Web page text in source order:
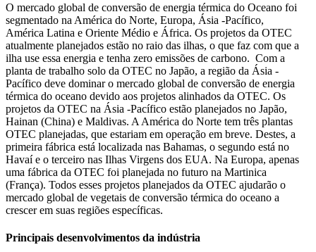
O mercado global de conversão de energia térmica do Oceano foi
segmentado na América do Norte, Europa, Ásia -Pacífico,
América Latina e Oriente Médio e África. Os projetos da OTEC
atualmente planejados estão no raio das ilhas, o que faz com que a
ilha use essa energia e tenha zero emissões de carbono. Com a
planta de trabalho solo da OTEC no Japão, a região da Ásia -
Pacífico deve dominar o mercado global de conversão de energia
térmica do oceano devido aos projetos alinhados da OTEC. Os
projetos da OTEC na Ásia -Pacífico estão planejados no Japão,
Hainan (China) e Maldivas. A América do Norte tem três plantas
OTEC planejadas, que estariam em operação em breve. Destes, a
primeira fábrica está localizada nas Bahamas, o segundo está no
Havaí e o terceiro nas Ilhas Virgens dos EUA. Na Europa, apenas
uma fábrica da OTEC foi planejada no futuro na Martinica
(França). Todos esses projetos planejados da OTEC ajudarão o
mercado global de vegetais de conversão térmica do oceano a
crescer em suas regiões específicas.
Principais desenvolvimentos da indústria